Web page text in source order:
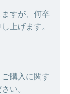
すが、何卒
上げます。
購入に関す
い。